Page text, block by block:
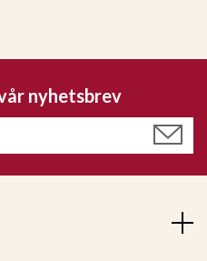
nyhetsbrev